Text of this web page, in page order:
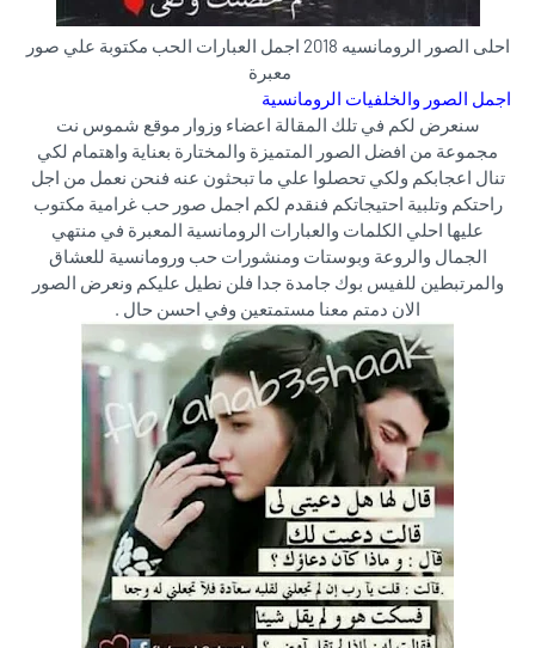
احلى الصور الرومانسيه 2018 اجمل العبارات الحب مكتوبة علي صور
معبرة
اجمل الصور والخلفيات الرومانسية
سنعرض لكم في تلك المقالة اعضاء وزوار موقع شموس نت
مجموعة من افضل الصور المتميزة والمختارة بعناية واهتمام لكي
تنال اعجابكم ولكي تحصلوا علي ما تبحثون عنه فنحن نعمل من اجل
راحتكم وتلبية احتيجاتكم فنقدم لكم اجمل صور حب غرامية مكتوب
عليها احلي الكلمات والعبارات الرومانسية المعبرة في منتهي
الجمال والروعة وبوستات ومنشورات حب ورومانسية للعشاق
والمرتبطين للفيس بوك جامدة جدا فلن نطيل عليكم ونعرض الصور
الان دمتم معنا مستمتعين وفي احسن حال .